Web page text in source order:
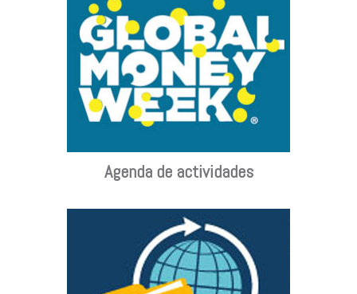
Agenda de actividades